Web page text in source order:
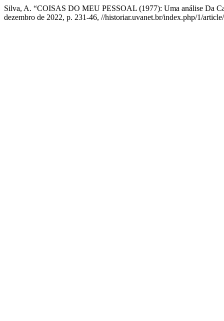
Silva, A. “COISAS DO MEU PESSOAL (1977): Uma análise Da
dezembro de 2022, p. 231-46, //historiar.uvanet.br/index.php/1/